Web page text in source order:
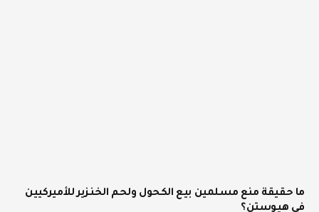
ما حقيقة منع مسلمين بيع الكحول ولحم الخنزير للأميركيين
في هيوستن؟